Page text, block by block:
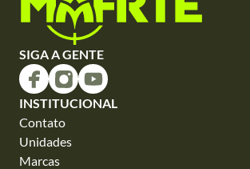
SIGA A GENTE
INSTITUCIONAL
Contato
Unidades
Marcas